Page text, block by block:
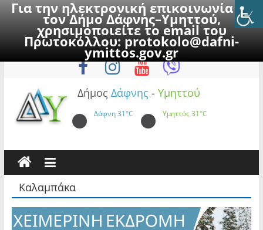
Για την ηλεκτρονική επικοινωνία με
τον Δήμο Δάφνης–Υμηττού,
χρησιμοποιείτε το email του
Πρωτοκόλλου:protokolo@dafni-
ymittos.gov.gr
to
Σάββατο, 8 Αυγούστου 2026
Δήμος Δάφνης - Υμηττού
Δάφνη31°C Υμηττός31°C
Καλαμπάκα